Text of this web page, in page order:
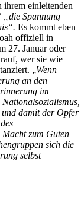
einleitenden
„die Spannung
Es kommt eben
offiziell in
27. Januar oder
wer sie wie
„Wenn
an den
im
und damit der Opfer
zum Guten
sich die
selbst